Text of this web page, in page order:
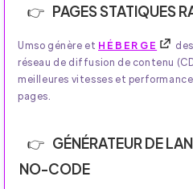
PAGES STATIQUES
Umso génère et HÉBERGE
réseau de diffusion de contenu
meilleures vitesses et
pages.
GÉNÉRATEUR DE
NO-CODE